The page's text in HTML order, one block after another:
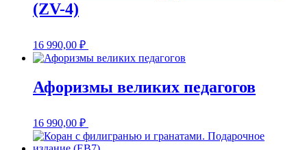
(ZV-4)
16 990,00 ₽
Афоризмы великих педагогов
16 990,00 ₽